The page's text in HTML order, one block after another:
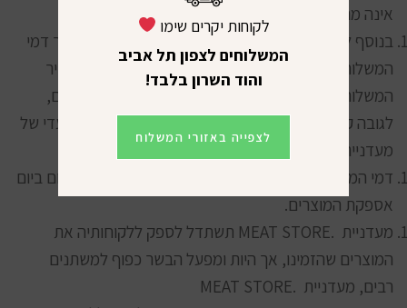
אינה מחויבת למועדים אלה.
בנוסף למחירי המוצרים יחויב הלקוח בדמי משלוח. מחיר דמי
המשלוח יצוין במסך הקופה בטרם השלמת הרכישה. מחיר
המשלוח יכול להשתנות מעת לעת ולהיות כפוף למבצעים,
לגובה קנייה, או להתניה אחרת, ע"פ שיקול דעתה הבלעדי של
מעדניית .MEAT STORE
דמי המשלוח יקבעו סופית בהתאם לסכום הקניה לתשלום ביום
אספקת המוצרים.
מעדניית .MEAT STORE תשתדל לספק ללקוחותיה את
המוצרים שהזמינו, אך היות ומפעל הבשר כפוף למשתנים
רבים, מעדניית .MEAT STORE
לקוחות יקרים שימו
המשלוחים לצפון תל אביב
והוד השרון בלבד!
לצפייה באזורי המשלוח